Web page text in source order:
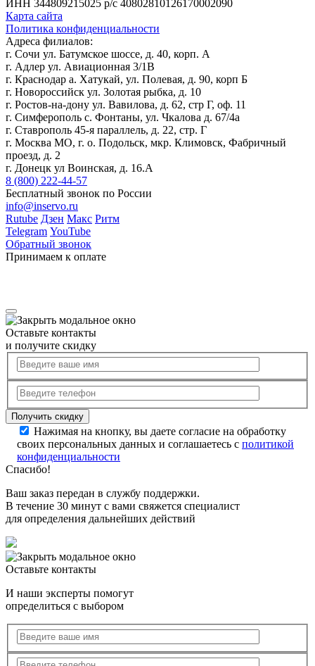
ИНН 344809215025 р/с 40802810126170002090
Карта сайта
Политика конфиденциальности
Адреса филиалов:
г. Сочи ул. Батумское шоссе, д. 40, корп. А
г. Адлер ул. Авиационная 3/1В
г. Краснодар а. Хатукай, ул. Полевая, д. 90, корп Б
г. Новороссийск ул. Золотая рыбка, д. 10
г. Ростов-на-дону ул. Вавилова, д. 62, стр Г, оф. 11
г. Симферополь с. Фонтаны, ул. Чкалова д. 67/4а
г. Ставрополь 45-я параллель, д. 22, стр. Г
г. Москва МО, г. о. Подольск, мкр. Климовск, Фабричный
проезд, д. 2
г. Донецк ул Воинская, д. 16.А
8 (800) 222-44-57
Бесплатный звонок по России
info@inservo.ru
Rutube Дзен Макс Ритм
Telegram YouTube
Обратный звонок
Принимаем к оплате
Оставьте контакты
и получите скидку
Нажимая на кнопку, вы даете согласие на обработку
своих персональных данных и соглашаетесь с политикой
конфиденциальности
Спасибо!
Ваш заказ передан в службу поддержки.
В течение 30 минут с вами свяжется специалист
для определения дальнейших действий
Оставьте контакты
И наши эксперты помогут
определиться с выбором